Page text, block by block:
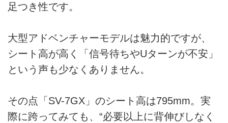
足つき性です。
大型アドベンチャーモデルは魅力的ですが、
シート高が高く「信号待ちやUターンが不安」
という声も少なくありません。
その点「SV-7GX」のシート高は795mm。実
際に跨ってみても、“必要以上に背伸びしなく